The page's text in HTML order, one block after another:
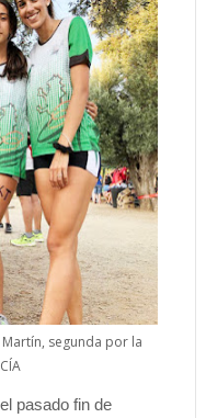
segunda por la
pasado fin de